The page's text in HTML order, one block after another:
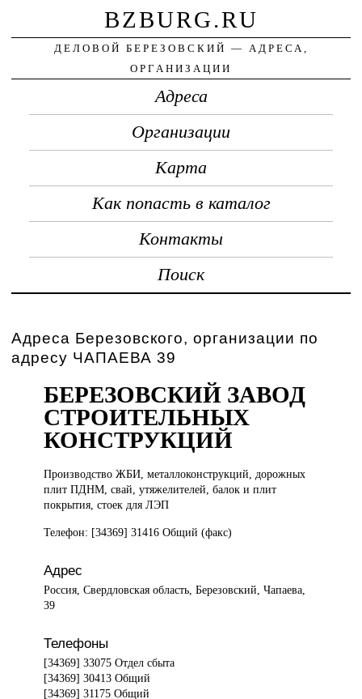
BZBURG.RU
ДЕЛОВОЙ БЕРЕЗОВСКИЙ — АДРЕСА,
ОРГАНИЗАЦИИ
Адреса
Организации
Карта
Как попасть в каталог
Контакты
Поиск
Адреса Березовского, организации по
адресу ЧАПАЕВА 39
БЕРЕЗОВСКИЙ ЗАВОД
СТРОИТЕЛЬНЫХ
КОНСТРУКЦИЙ
Производство ЖБИ,металлоконструкций, дорожных
плит ПДНМ, свай, утяжелителей, балок и плит
покрытия, стоек для ЛЭП
Телефон: [34369] 31416 Общий (факс)
Адрес
Россия, Свердловская область, Березовский, Чапаева,
39
Телефоны
[34369] 33075 Отдел сбыта
[34369] 30413 Общий
[34369] 31175 Общий